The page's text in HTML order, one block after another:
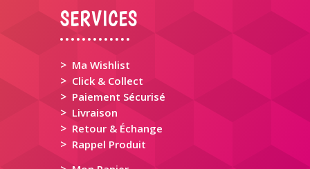
SERVICES
> Ma Wishlist
> Click & Collect
> Paiement Sécurisé
> Livraison
> Retour & Échange
> Rappel Produit